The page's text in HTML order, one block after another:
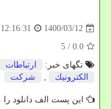
1400/03/12
12:16:31
0.0
/ 5
تگهای خبر:
ارتباطات
الكترونیك
, شركت
این پست الف دانلود